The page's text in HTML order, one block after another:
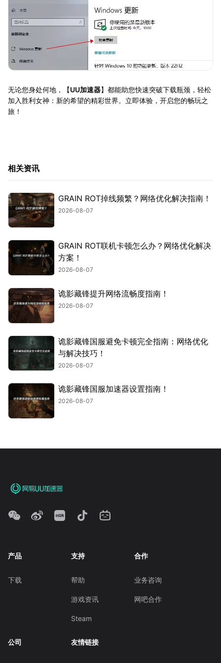
无论您身处何地，【UU加速器】都能助您快速突破下载瓶颈，轻松
加入胜利女神：新的希望的精彩世界。立即体验，开启您的畅玩之
旅！
相关资讯
GRAIN ROT掉线频繁？网络优化解决指南！
2026-08-07
GRAIN ROT联机卡顿怎么办？网络优化解决
方案！
2026-08-07
诡影藏锋提升网络流畅度指南！
2026-08-07
诡影藏锋国服避免卡顿完全指南：网络优化
与解决技巧！
2026-08-07
诡影藏锋国服加速器设置指南！
2026-08-07
产品
下载
支持
帮助
游戏资讯
Steam
合作
业务咨询
网吧合作
公司 友情链接